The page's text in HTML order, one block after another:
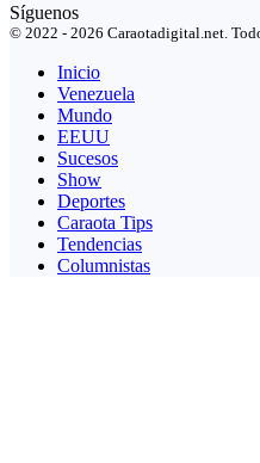
Síguenos
© 2022 - 2026 Caraotadigital.net.
Inicio
Venezuela
Mundo
EEUU
Sucesos
Show
Deportes
Caraota Tips
Tendencias
Columnistas